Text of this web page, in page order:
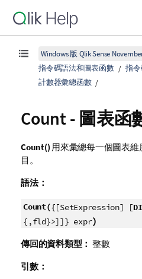
Windows 版 Qlik Sense
指令碼語法和圖表函數
指
計數器彙總函數
Count- 圖表函
Count() 用來彙總每一個圖表
目。
語法：
Count({[SetExpression] [
{,fld}>]]} expr)
傳回的資料類型： 整數
引數：